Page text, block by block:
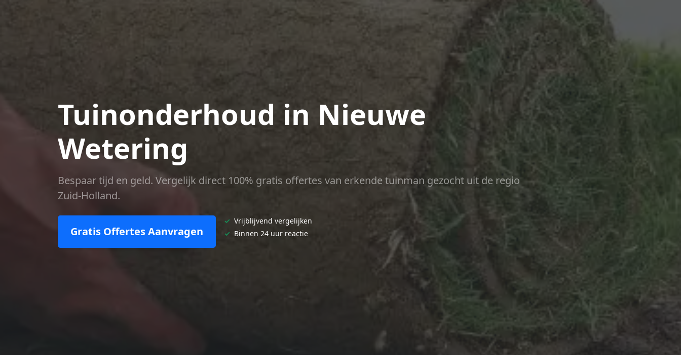
Tuinonderhoud in Nieuwe
Wetering
Bespaar tijd en geld. Vergelijk direct 100% gratis offertes van erkende tuinman gezocht uit de regio
Zuid-Holland.
Gratis Offertes Aanvragen
✓ Vrijblijvend vergelijken
✓ Binnen 24 uur reactie